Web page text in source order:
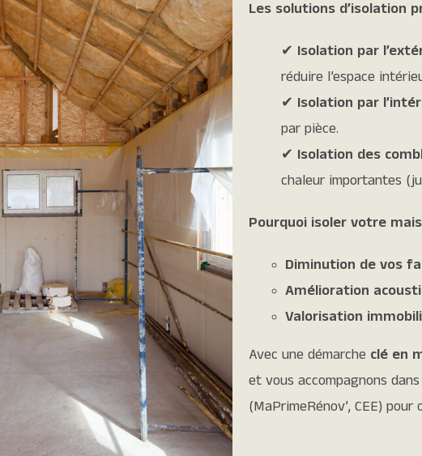
Les solutions d’isolation
✔ Isolation par
réduire l’espace
✔ Isolation par
par pièce.
✔ Isolation des
chaleur importantes
Pourquoi isoler votre
Diminution de vos
Amélioration
Valorisation
Avec une démarche clé en
et vous accompagnons dans
(MaPrimeRénov’, CEE)